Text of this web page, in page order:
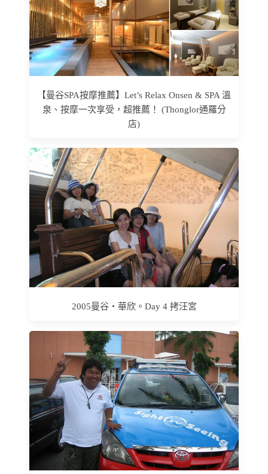
【曼谷SPA按摩推薦】Let’s Relax Onsen & SPA 溫
泉、按摩一次享受，超推薦！ (Thonglor通羅分
店)
2005曼谷‧華欣。Day 4 拷汪宮